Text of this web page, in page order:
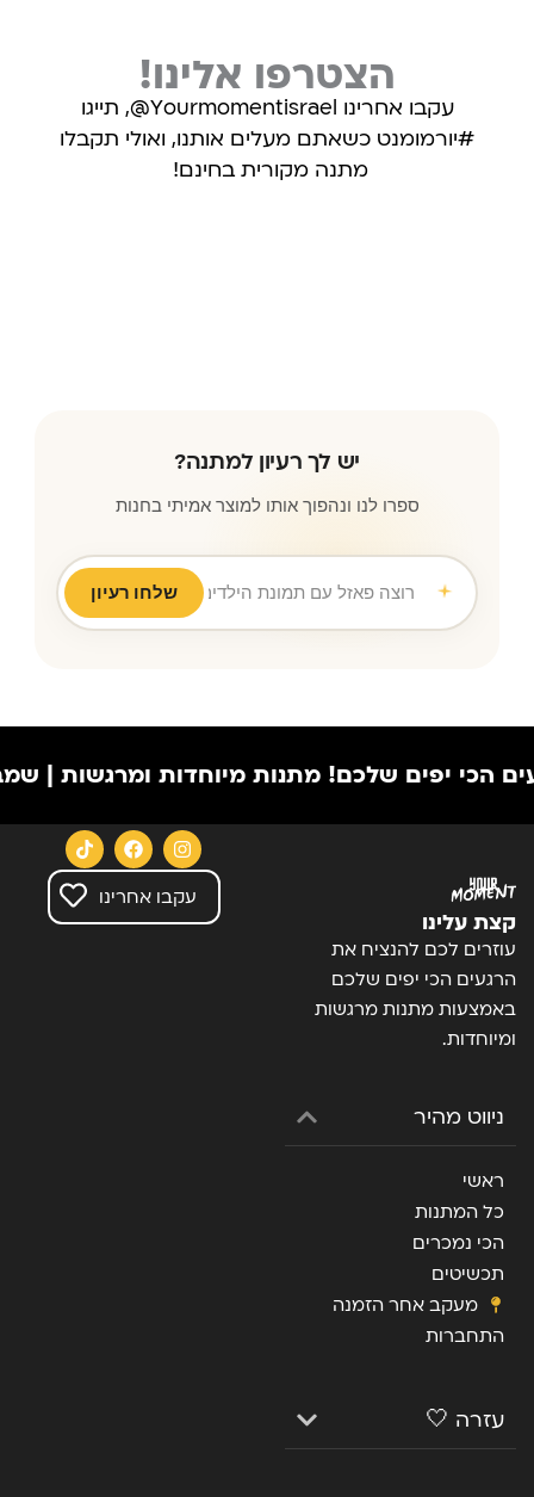
הצטרפו אלינו!
עקבו אחרינו Yourmomentisrael@, תייגו
#יורמומנט כשאתם מעלים אותנו, ואולי תקבלו
מתנה מקורית בחינם!
יש לך רעיון למתנה?
ספרו לנו ונהפוך אותו למוצר אמיתי בחנות
רוצה פאזל עם תמונת הילדים לסבא וסבתא ליום נישואין
שלחו רעיון
שלכם!מתנות מיוחדות ומרגשות | שמבוססות
קצת עלינו
עוזרים לכם להנציח את
הרגעים הכי יפים שלכם
באמצעות מתנות מרגשות
ומיוחדות.
ניווט מהיר
ראשי
כל המתנות
הכי נמכרים
תכשיטים
מעקב אחר הזמנה
התחברות
עזרה 🤍
עקבו אחרינו